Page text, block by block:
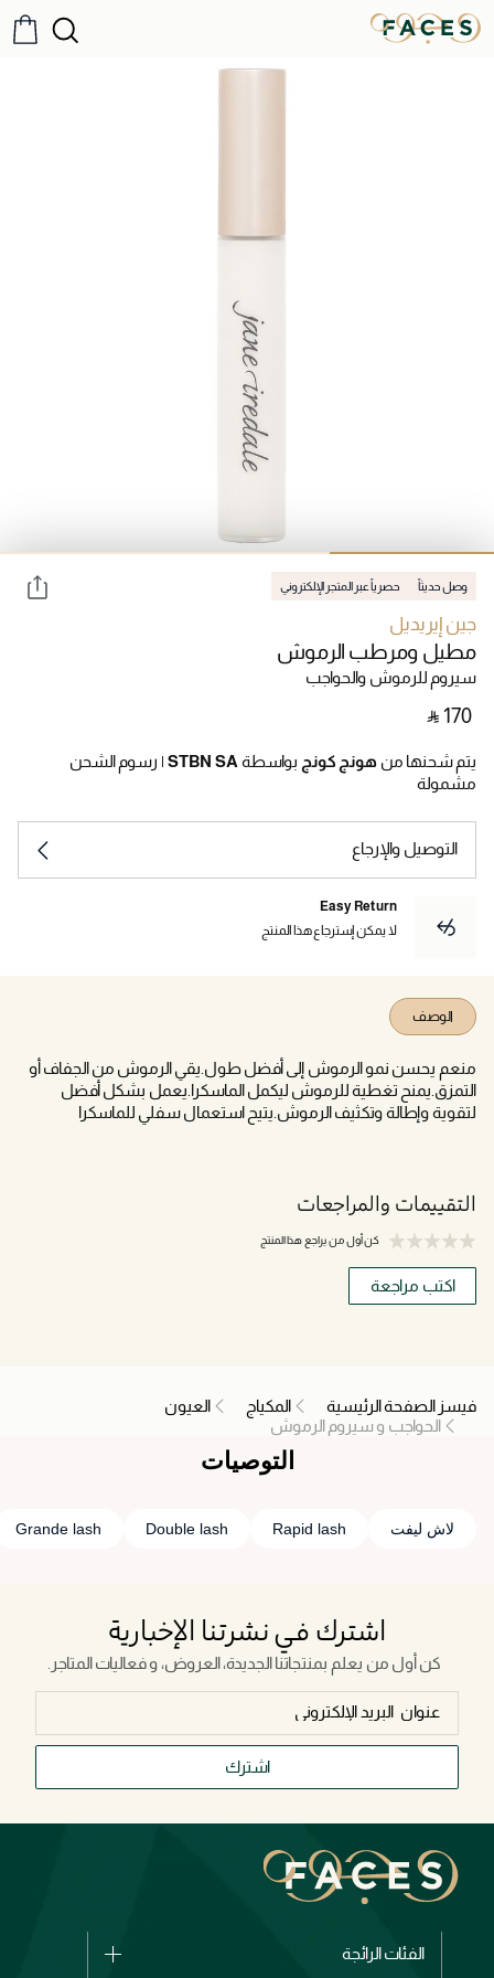
وصل حديثاً حصرياً عبر المتجر الإلكتروني
جين إيريديل
مطيل ومرطب الرموش
سيروم للرموش والحواجب
‎ ⃁ ⁦170⁩ ‎
يتم شحنها من هونج كونج بواسطة STBN SA
| رسوم الشحن
مشمولة
التوصيل والإرجاع
Easy Return
لا يمكن إسترجاع هذا المنتج
الوصف
منعم يحسن نمو الرموش إلى أفضل طول.يقي الرموش من الجفاف أو
التمزق.يمنح تغطية للرموش ليكمل الماسكرا.يعمل بشكل أفضل
لتقوية وإطالة وتكثيف الرموش.يتيح استعمال سفلي للماسكرا
التقييمات والمراجعات
كن أول من يراجع هذا المنتج
اكتب مراجعة
فيسز الصفحة الرئيسية المكياج
العيون
الحواجب و سيروم الرموش
التوصيات
لاش ليفت Rapid lash
Double lash
Grande lash
اشترك في نشرتنا الإخبارية
كن أول من يعلم بمنتجاتنا الجديدة، العروض، و فعاليات المتاجر.
اشترك
الفئات الرائجة